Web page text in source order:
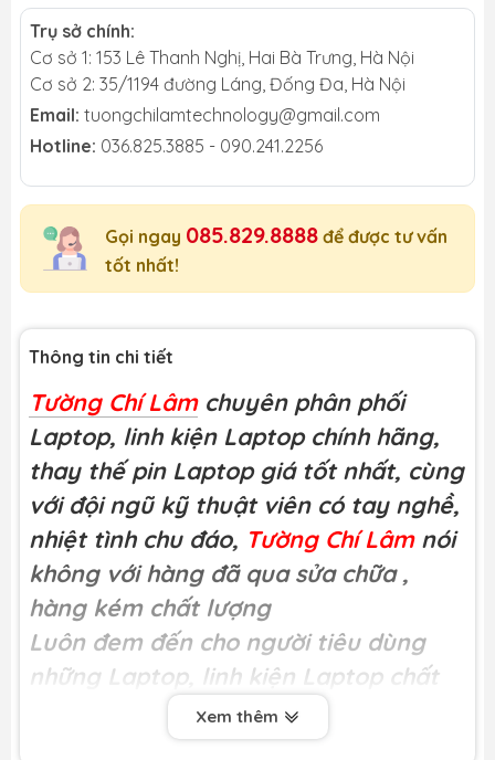
Trụ sở chính:
Cơ sở 1: 153 Lê Thanh Nghị, Hai Bà Trưng, Hà Nội
Cơ sở 2: 35/1194 đường Láng, Đống Đa, Hà Nội
Email: tuongchilamtechnology@gmail.com
Hotline: 036.825.3885 - 090.241.2256
Gọi ngay 085.829.8888 để được tư vấn
tốt nhất!
Thông tin chi tiết
Tường Chí Lâm chuyên phân phối
Laptop, linh kiện Laptop chính hãng,
thay thế pin Laptop giá tốt nhất, cùng
với đội ngũ kỹ thuật viên có tay nghề,
nhiệt tình chu đáo, Tường Chí Lâm nói
không với hàng đã qua sửa chữa ,
hàng kém chất lượng
Luôn đem đến cho người tiêu dùng
những Laptop, linh kiện Laptop chất
Miễn phí công thay tạiTường Chí Lâm
Xem thêm